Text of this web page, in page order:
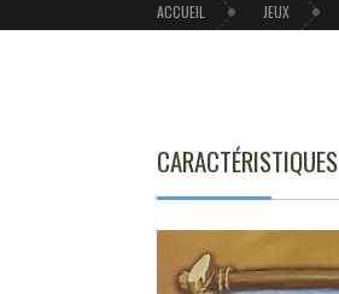
ACCUEIL JEUX
CARACTÉRISTIQUES